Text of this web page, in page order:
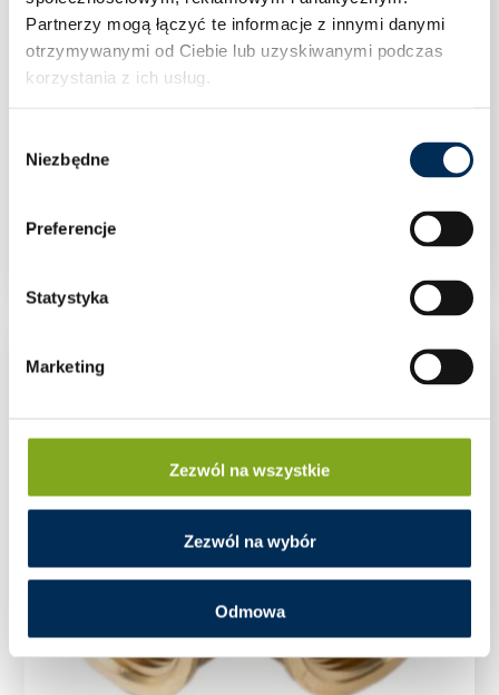
Partnerzy mogą łączyć te informacje z innymi danymi
otrzymywanymi od Ciebie lub uzyskiwanymi podczas
korzystania z ich usług.
zgody
Niezbędne
Preferencje
Statystyka
Marketing
Zezwól na wszystkie
Zezwól na wybór
Odmowa